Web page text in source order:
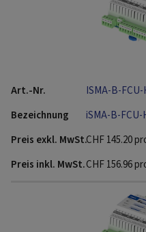
ISMA-B-FCU-
iSMA-B-
CHF145.20
CHF156.96